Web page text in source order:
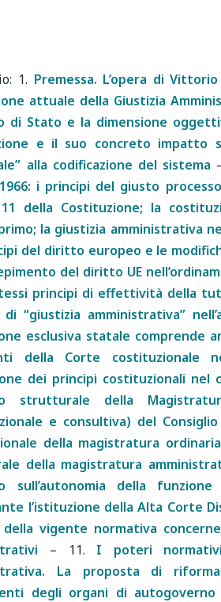
1. Premessa. L’opera di
attuale della Giustizia
di Stato e la dimensione
e il suo concreto impatto
alla codificazione del sistema
i principi del giusto
della Costituzione; la
la giustizia amministrativa
del diritto europeo e le
del diritto UE
principi di effettività della
di “giustizia amministrativa”
esclusiva statale comprende
della Corte costituzionale
dei principi costituzionali nel
strutturale della
e consultiva) del
della magistratura
della magistratura
sull’autonomia della funzione
l’istituzione della Alta Corte
vigente normativa
– 11.
I poteri
La proposta di
degli organi di